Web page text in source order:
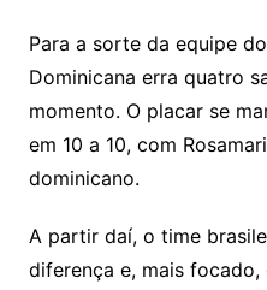
Para a sorte da equipe
Dominicana erra quatro
momento. O placar se
em 10 a 10, com
dominicano.
A partir daí, o time
diferença e, mais focado,